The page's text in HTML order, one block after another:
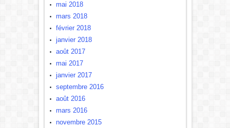
mai 2018
mars 2018
février 2018
janvier 2018
août 2017
mai 2017
janvier 2017
septembre 2016
août 2016
mars 2016
novembre 2015